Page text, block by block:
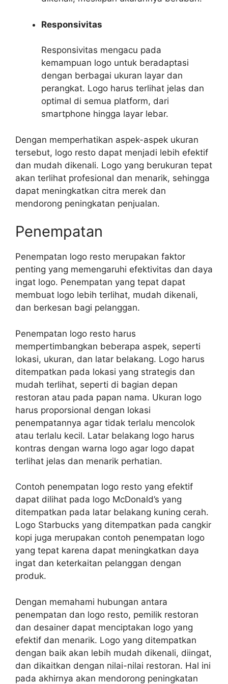
Responsivitas
Responsivitas mengacu pada
kemampuan logo untuk beradaptasi
dengan berbagai ukuran layar dan
perangkat. Logo harus terlihat jelas dan
optimal di semua platform, dari
smartphone hingga layar lebar.
Dengan memperhatikan aspek-aspek ukuran
tersebut, logo resto dapat menjadi lebih efektif
dan mudah dikenali. Logo yang berukuran tepat
akan terlihat profesional dan menarik, sehingga
dapat meningkatkan citra merek dan
mendorong peningkatan penjualan.
Penempatan
Penempatan logo resto merupakan faktor
penting yang memengaruhi efektivitas dan daya
ingat logo. Penempatan yang tepat dapat
membuat logo lebih terlihat, mudah dikenali,
dan berkesan bagi pelanggan.
Penempatan logo resto harus
mempertimbangkan beberapa aspek, seperti
lokasi, ukuran, dan latar belakang. Logo harus
ditempatkan pada lokasi yang strategis dan
mudah terlihat, seperti di bagian depan
restoran atau pada papan nama. Ukuran logo
harus proporsional dengan lokasi
penempatannya agar tidak terlalu mencolok
atau terlalu kecil. Latar belakang logo harus
kontras dengan warna logo agar logo dapat
terlihat jelas dan menarik perhatian.
Contoh penempatan logo resto yang efektif
dapat dilihat pada logo McDonald’s yang
ditempatkan pada latar belakang kuning cerah.
Logo Starbucks yang ditempatkan pada cangkir
kopi juga merupakan contoh penempatan logo
yang tepat karena dapat meningkatkan daya
ingat dan keterkaitan pelanggan dengan
produk.
Dengan memahami hubungan antara
penempatan dan logo resto, pemilik restoran
dan desainer dapat menciptakan logo yang
efektif dan menarik. Logo yang ditempatkan
dengan baik akan lebih mudah dikenali, diingat,
dan dikaitkan dengan nilai-nilai restoran. Hal ini
pada akhirnya akan mendorong peningkatan